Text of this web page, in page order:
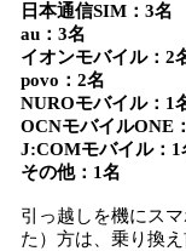
日本通信SIM：3名
au：3名
イオンモバイル：2
povo：2名
NUROモバイル：1
OCNモバイルONE
J:COMモバイル：1
その他：1名
引っ越しを機にス
た）方は、乗り換